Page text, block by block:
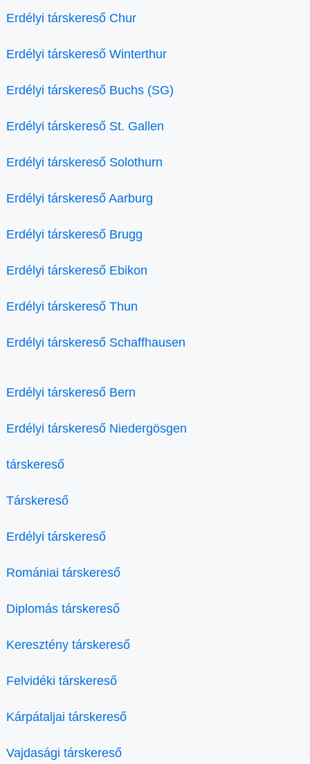
Erdélyi társkereső Chur
Erdélyi társkereső Winterthur
Erdélyi társkereső Buchs (SG)
Erdélyi társkereső St. Gallen
Erdélyi társkereső Solothurn
Erdélyi társkereső Aarburg
Erdélyi társkereső Brugg
Erdélyi társkereső Ebikon
Erdélyi társkereső Thun
Erdélyi társkereső Schaffhausen
Erdélyi társkereső Bern
Erdélyi társkereső Niedergösgen
társkereső
Társkereső
Erdélyi társkereső
Romániai társkereső
Diplomás társkereső
Keresztény társkereső
Felvidéki társkereső
Kárpátaljai társkereső
Vajdasági társkereső